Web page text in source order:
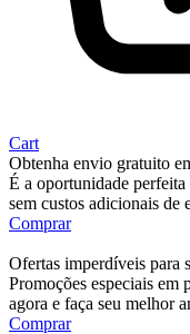
Cart
Obtenha envio gratuito
É a oportunidade
sem custos adicionais de
Comprar
Ofertas imperdíveis para
Promoções especiais
agora e faça seu melhor
Comprar